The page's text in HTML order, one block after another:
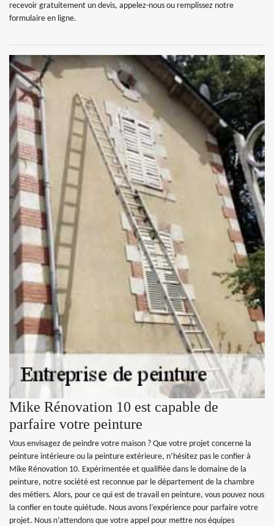
recevoir gratuitement un devis, appelez-nous ou remplissez notre
formulaire en ligne.
Mike Rénovation 10 est capable de
parfaire votre peinture
Vous envisagez de peindre votre maison ? Que votre projet concerne la
peinture intérieure ou la peinture extérieure, n’hésitez pas le confier à
Mike Rénovation 10. Expérimentée et qualifiée dans le domaine de la
peinture, notre société est reconnue par le département de la chambre
des métiers. Alors, pour ce qui est de travail en peinture, vous pouvez nous
la confier en toute quiétude. Nous avons l’expérience pour parfaire votre
projet. Nous n’attendons que votre appel pour mettre nos équipes